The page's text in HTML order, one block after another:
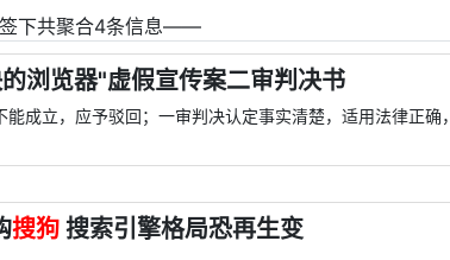
下共聚合4条信息――
浏览器"虚假宣传案二审判决书
成立，应予驳回；一审判决认定事实清楚，适用法律正确，
搜狗搜索引擎格局恐再生变